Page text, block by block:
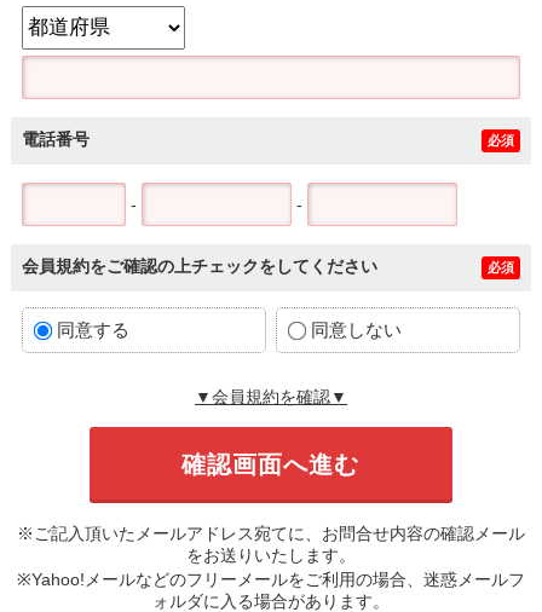
電話番号 必須
- -
会員規約をご確認の上チェックをしてください 必須
同意する 同意しない
▼会員規約を確認▼
※ご記入頂いたメールアドレス宛てに、お問合せ内容の確認メール
をお送りいたします。
※Yahoo!メールなどのフリーメールをご利用の場合、迷惑メールフ
ォルダに入る場合があります。